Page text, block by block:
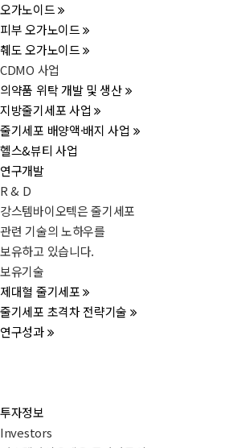
오가노이드
피부 오가노이드
췌도 오가노이드
CDMO 사업
의약품 위탁 개발 및 생산
지방줄기세포 사업
줄기세포 배양액·배지 사업
헬스&뷰티 사업
연구개발
R & D
강스템바이오텍은 줄기세포
관련 기술의 노하우를
보유하고 있습니다.
보유기술
제대혈 줄기세포
줄기세포 초격차 전략기술
연구성과
투자정보
Investors